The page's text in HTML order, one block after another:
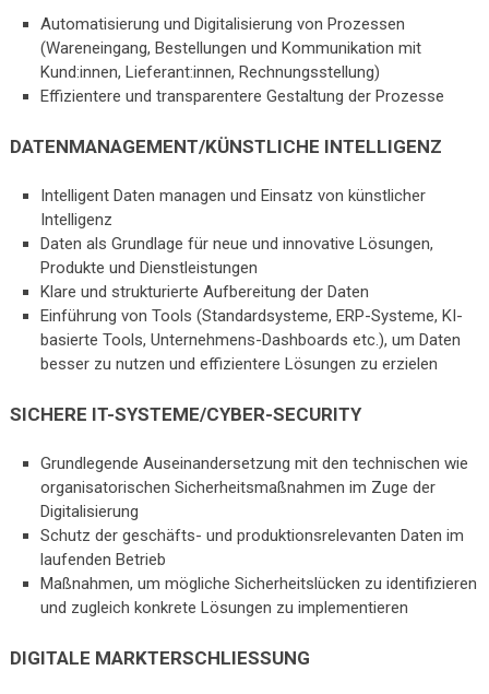
Automatisierung und Digitalisierung von Prozessen
(Wareneingang, Bestellungen und Kommunikation mit
Kund:innen, Lieferant:innen, Rechnungsstellung)
Effizientere und transparentere Gestaltung der Prozesse
DATENMANAGEMENT/KÜNSTLICHE INTELLIGENZ
Intelligent Daten managen und Einsatz von künstlicher
Intelligenz
Daten als Grundlage für neue und innovative Lösungen,
Produkte und Dienstleistungen
Klare und strukturierte Aufbereitung der Daten
Einführung von Tools (Standardsysteme, ERP-Systeme, KI-
basierte Tools, Unternehmens-Dashboards etc.), um Daten
besser zu nutzen und effizientere Lösungen zu erzielen
SICHERE IT-SYSTEME/CYBER-SECURITY
Grundlegende Auseinandersetzung mit den technischen wie
organisatorischen Sicherheitsmaßnahmen im Zuge der
Digitalisierung
Schutz der geschäfts- und produktionsrelevanten Daten im
laufenden Betrieb
Maßnahmen, um mögliche Sicherheitslücken zu identifizieren
und zugleich konkrete Lösungen zu implementieren
DIGITALE MARKTERSCHLIESSUNG